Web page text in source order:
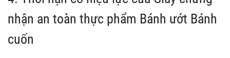
nhận an toàn thực phẩm Bánh ướt Bánh
cuốn